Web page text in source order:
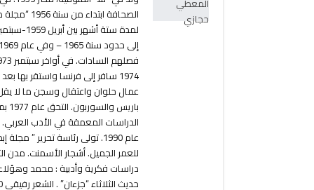
الصحافة
1974 سافر إلى فرنسا واستقر
الدراسات المعمقة في الأدب العربي.
للعمر الجميل. أشجار الأسمنت. مدن